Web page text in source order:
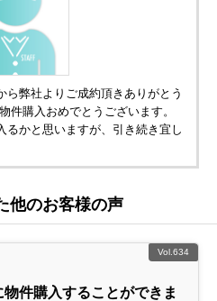
ら弊社よりご成約頂きありがとう
件購入おめでとうございます。
るかと思いますが、引き続き宜し
他のお客様の声
Vol.634
物件購入することができま